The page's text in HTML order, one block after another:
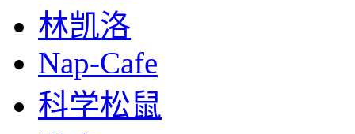
林凯洛
Nap-Cafe
科学松鼠